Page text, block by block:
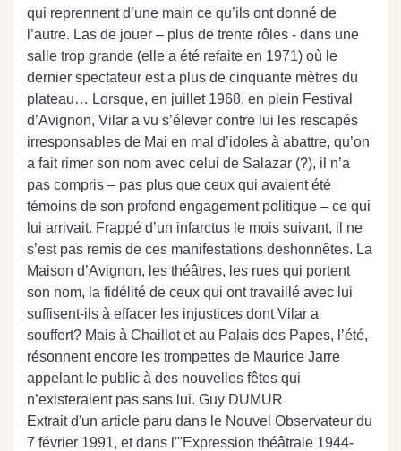
qui reprennent d’une main ce qu’ils ont donné de
l’autre. Las de jouer – plus de trente rôles - dans une
salle trop grande (elle a été refaite en 1971) où le
dernier spectateur est a plus de cinquante mètres du
plateau… Lorsque, en juillet 1968, en plein Festival
d’Avignon, Vilar a vu s’élever contre lui les rescapés
irresponsables de Mai en mal d’idoles à abattre, qu’on
a fait rimer son nom avec celui de Salazar (?), il n’a
pas compris – pas plus que ceux qui avaient été
témoins de son profond engagement politique – ce qui
lui arrivait. Frappé d’un infarctus le mois suivant, il ne
s’est pas remis de ces manifestations deshonnêtes. La
Maison d’Avignon, les théâtres, les rues qui portent
son nom, la fidélité de ceux qui ont travaillé avec lui
suffisent-ils à effacer les injustices dont Vilar a
souffert? Mais à Chaillot et au Palais des Papes, l’été,
résonnent encore les trompettes de Maurice Jarre
appelant le public à des nouvelles fêtes qui
n’existeraient pas sans lui. Guy DUMUR
Extrait d'un article paru dans le Nouvel Observateur du
7 février 1991, et dans l'"Expression théâtrale 1944-